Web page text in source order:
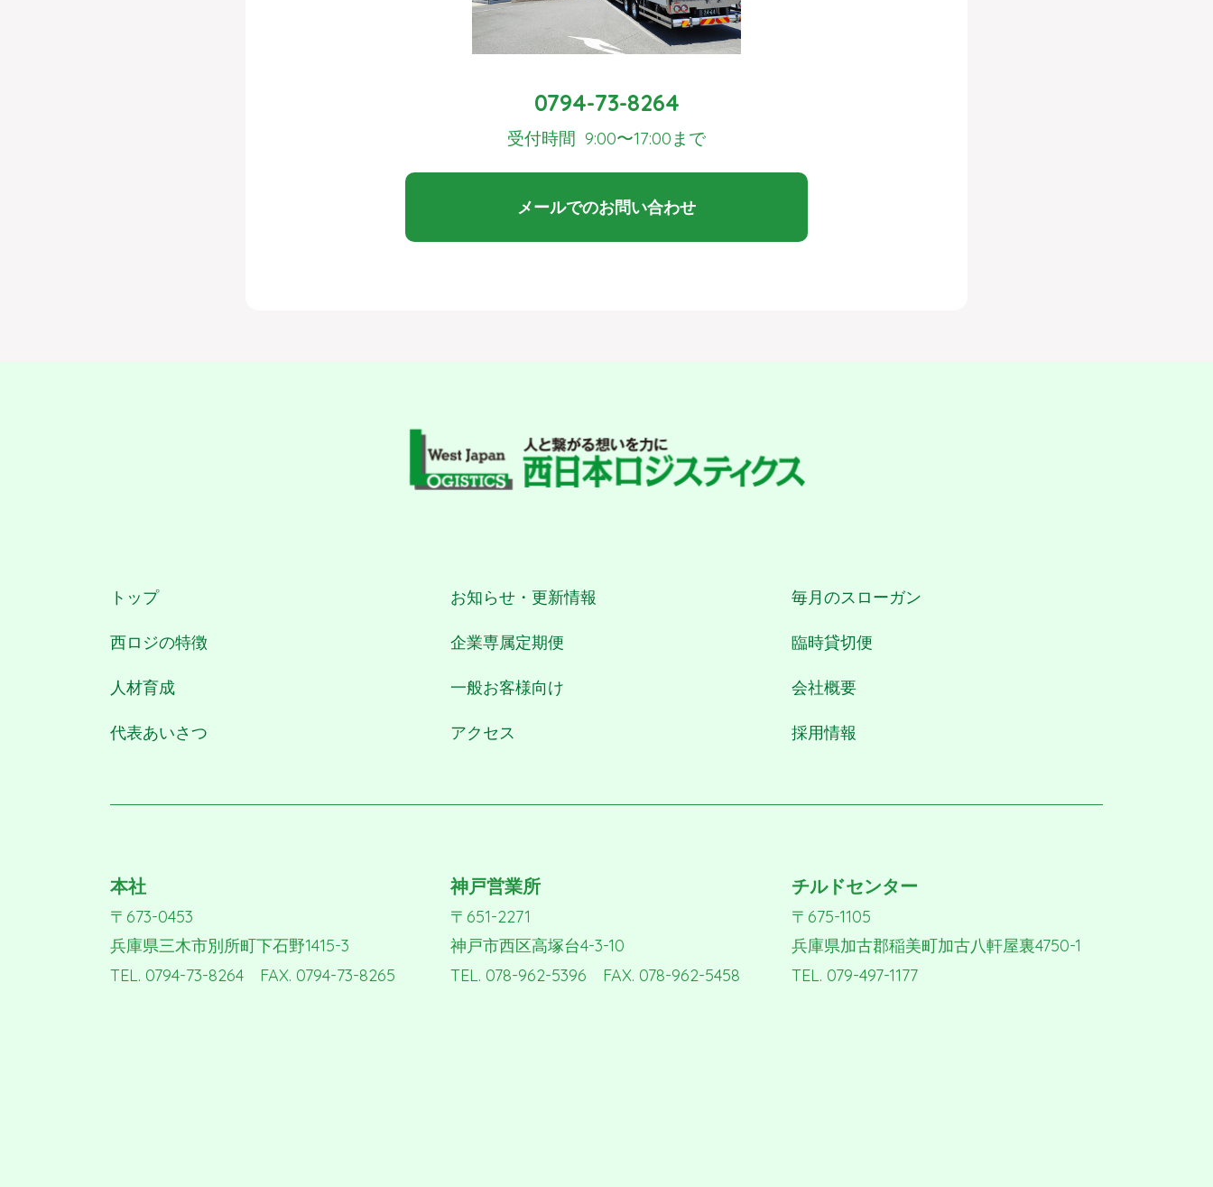
0794-73-8264
受付時間 9:00〜17:00まで
メールでのお問い合わせ
トップ お知らせ・更新情報 毎月のスローガン
西ロジの特徴 企業専属定期便 臨時貸切便
人材育成 一般お客様向け 会社概要
代表あいさつ アクセス 採用情報
本社
〒673-0453
兵庫県三木市別所町下石野1415-3
TEL. 0794-73-8264 FAX. 0794-73-8265
神戸営業所
〒651-2271
神戸市西区高塚台4-3-10
TEL. 078-962-5396 FAX. 078-962-5458
チルドセンター
〒675-1105
兵庫県加古郡稲美町加古八軒屋裏4750-1
TEL. 079-497-1177